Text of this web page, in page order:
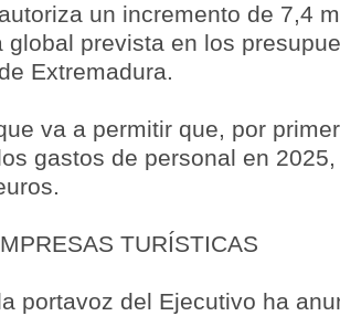
un incremento de 7,4
global prevista en los
Extremadura.
va a permitir que, por
gastos de personal en
TURÍSTICAS
portavoz del Ejecutivo ha